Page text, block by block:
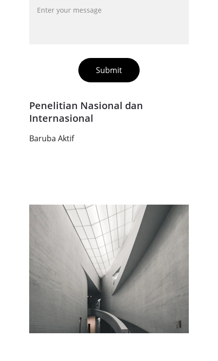
Submit
Penelitian Nasional dan
Internasional
Baruba Aktif